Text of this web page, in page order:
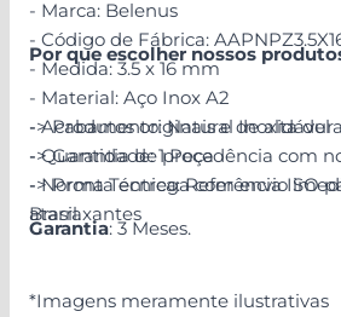
- Marca: Belenus
- Código de Fábrica:
- Medida: 3.5 x 16 mm
- Material: Aço Inox A2
- Acabamento: Natural Inoxidável
- Quantidade: 1 Peça
- Norma Técnica: Referência ISO
atarraxantes
Por que escolher nossos
-> Produtos originais e de alta
-> Garantia de procedência com
-> Pronta entrega com envio
Brasil.
Garantia: 3 Meses.
*Imagens meramente ilustrativas